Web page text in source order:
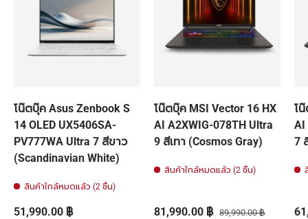
โน๊ตบุ๊ค Asus Zenbook S
14 OLED UX5406SA-
PV777WA Ultra 7 สีขาว
(Scandinavian White)
สินค้าใกล้หมดแล้ว (2 ชิ้น)
ราคาปกติ
51,990.00 ฿
โน๊ตบุ๊ค MSI Vector 16 HX
AI A2XWIG-078TH Ultra
9 สีเทา (Cosmos Gray)
สินค้าใกล้หมดแล้ว (2 ชิ้น)
ราคาส่วนลด
81,990.00 ฿ ราคาปกติ
89,990.00 ฿
โ
AI
7
ร